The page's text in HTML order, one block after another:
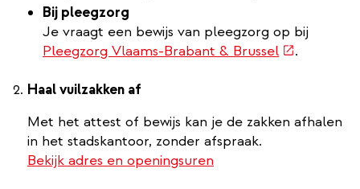
Bij pleegzorg
Je vraagt een bewijs van pleegzorg op bij
Pleegzorg Vlaams-Brabant & Brussel(externe
.
Haal vuilzakken af
Met het attest of bewijs kan je de zakken afhalen
in het stadskantoor, zonder afspraak.
Bekijk adres en openingsuren